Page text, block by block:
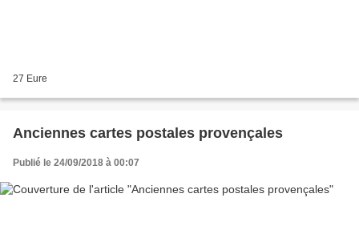
27 Eure
Anciennes cartes postales provençales
Publié le 24/09/2018 à 00:07